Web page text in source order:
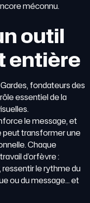
méconnu.
outil
entière
fondateurs des
essentiel de la
le message, et
peut transformer une
Chaque
d’orfèvre :
ressentir le rythme du
ou du message… et